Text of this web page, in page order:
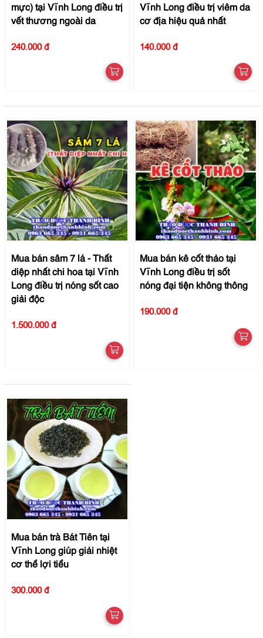
mực) tại Vĩnh Long điều trị
vết thương ngoài da
240.000 đ
Vĩnh Long điều trị viêm da
cơ địa hiệu quả nhất
140.000 đ
Mua bán sâm 7 lá - Thất
diệp nhất chi hoa tại Vĩnh
Long điều trị nóng sốt cao
giải độc
1.500.000 đ
Mua bán kê cốt thảo tại
Vĩnh Long điều trị sốt
nóng đại tiện không thông
190.000 đ
Mua bán trà Bát Tiên tại
Vĩnh Long giúp giải nhiệt
cơ thể lợi tiểu
300.000 đ